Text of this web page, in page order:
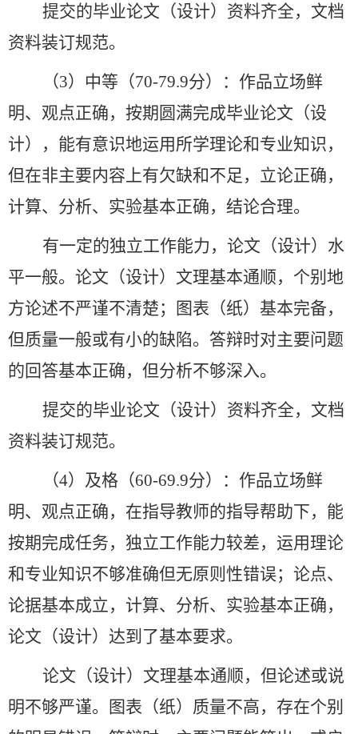
提交的毕业论文（设计）资料齐全，文档
资料装订规范。
（3） 中等（70-79.9分）
：作品立场鲜
明、观点正确，按期圆满完成毕业论文（设
计），能有意识地运用所学理论和专业知识，
但在非主要内容上有欠缺和不足，立论正确，
计算、分析、实验基本正确，结论合理。
有一定的独立工作能力，论文（设计）水
平一般。论文（设计）文理基本通顺，个别地
方论述不严谨不清楚；图表（纸）基本完备，
但质量一般或有小的缺陷。答辩时对主要问题
的回答基本正确，但分析不够深入。
提交的毕业论文（设计）资料齐全，文档
资料装订规范。
（4） 及格（60-69.9分）
：作品立场鲜
明、观点正确，在指导教师的指导帮助下，能
按期完成任务，独立工作能力较差，运用理论
和专业知识不够准确但无原则性错误；论点、
论据基本成立，计算、分析、实验基本正确，
论文（设计）达到了基本要求。
论文（设计）文理基本通顺，但论述或说
明不够严谨。图表（纸）质量不高，存在个别